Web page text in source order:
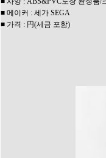
■ 메이커 : 세가 SEGA
■ 가격 : 円(세금 포함)